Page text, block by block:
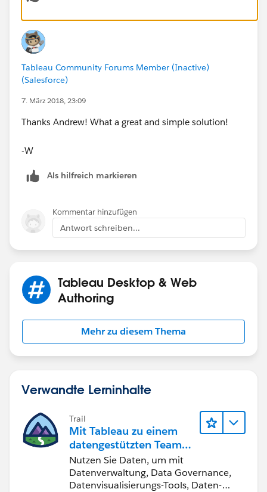
Kind Regards,
Andrew
Tableau Community Forums Member (Inactive)
(Salesforce)
7. März 2018, 23:09
Thanks Andrew! What a great and simple solution!
-W
Als hilfreich markieren
Kommentar hinzufügen
Antwort schreiben...
Tableau Desktop & Web
Authoring
Mehr zu diesem Thema
Verwandte Lerninhalte
Trail
Mit Tableau zu einem
datengestützten Team
werden
Nutzen Sie Daten, um mit
Datenverwaltung, Data Governance,
Datenvisualisierungs-Tools, Daten-